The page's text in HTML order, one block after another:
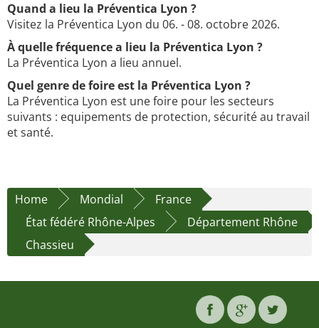
Quand a lieu la Préventica Lyon ?
Visitez la Préventica Lyon du 06. - 08. octobre 2026.
À quelle fréquence a lieu la Préventica Lyon ?
La Préventica Lyon a lieu annuel.
Quel genre de foire est la Préventica Lyon ?
La Préventica Lyon est une foire pour les secteurs
suivants : equipements de protection, sécurité au travail
et santé.
Home Mondial
France
État fédéré Rhône-Alpes
Département Rhône
Chassieu